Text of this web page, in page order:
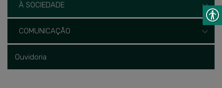
À SOCIEDADE
COMUNICAÇÃO
Ouvidoria